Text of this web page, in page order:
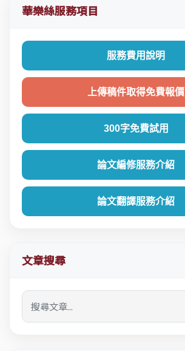
華樂絲服務項目
服務費用說明
上傳稿件取得免費報價
300字免費試用
論文編修服務介紹
論文翻譯服務介紹
文章搜尋